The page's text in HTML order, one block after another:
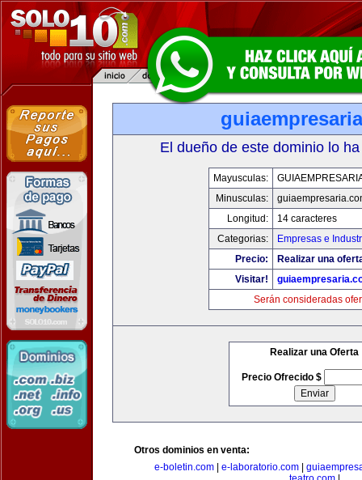
El dueño de este dominio lo
Mayusculas:
Minusculas:
Longitud:
14 caracteres
Categorias:
Empresas e
Precio:
Realizar una
Visitar!
Serán consideradas
Realizar una Oferta
Precio Ofrecido $
Otros dominios en venta:
e-boletin.com
e-laboratorio.com